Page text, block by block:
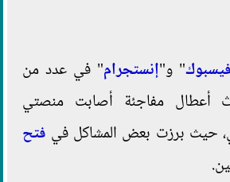
فيسبوك" و"إنستجرام" في عدد من
أعطال مفاجئة أصابت منصتي
حيث برزت بعض المشاكل في فتح